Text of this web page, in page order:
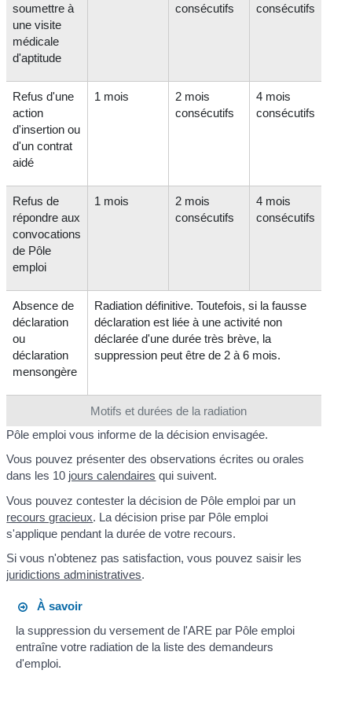
Motifs et durées de la radiation
soumettre à
une visite
médicale
d'aptitude
consécutifs
consécutifs
Refus d'une
action
d'insertion ou
d'un contrat
aidé
1 mois
2 mois
consécutifs
4 mois
consécutifs
Refus de
répondre aux
convocations
de Pôle
emploi
1 mois
2 mois
consécutifs
4 mois
consécutifs
Absence de
déclaration
ou
déclaration
mensongère
Radiation définitive. Toutefois, si la fausse
déclaration est liée à une activité non
déclarée d'une durée très brève, la
suppression peut être de 2 à 6 mois.
Pôle emploi vous informe de la décision envisagée.
Vous pouvez présenter des observations écrites ou orales
dans les 10 jours calendaires qui suivent.
Vous pouvez contester la décision de Pôle emploi par un
recours gracieux. La décision prise par Pôle emploi
s'applique pendant la durée de votre recours.
Si vous n'obtenez pas satisfaction, vous pouvez saisir les
juridictions administratives.
À savoir
la suppression du versement de l'ARE par Pôle emploi
entraîne votre radiation de la liste des demandeurs
d'emploi.